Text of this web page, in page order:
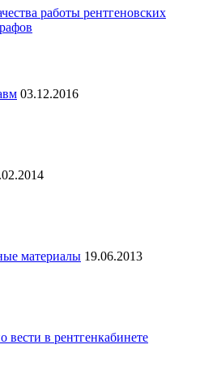
работы рентгеновских
03.12.2016
материалы 19.06.2013
в рентгенкабинете